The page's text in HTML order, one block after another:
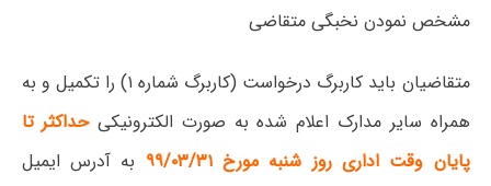
مشخص نمودن نخبگی متقاضی
متقاضیان باید کاربرگ درخواست (کاربرگ شماره ۱) را تکمیل و به
همراه سایر مدارک اعلام شده به صورت الکترونیکیحداکثر تا
پایان وقت اداری روز ‌شنبه مورخ ۹۹/۰۳/۳۱
به آدرس ایمیل